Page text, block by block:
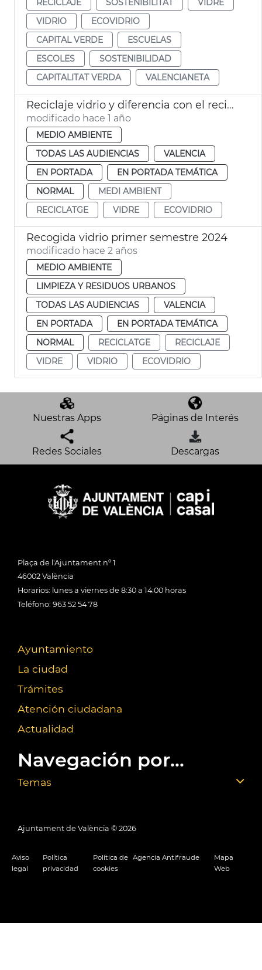
VIDRIO
ECOVIDRIO
CAPITAL VERDE
ESCUELAS
ESCOLES
SOSTENIBILIDAD
CAPITALITAT VERDA
VALENCIANETA
Reciclaje vidrio y diferencia con el reciclaje cristal
modificado hace 1 año
MEDIO AMBIENTE
TODAS LAS AUDIENCIAS
VALENCIA
EN PORTADA
EN PORTADA TEMÁTICA
NORMAL
MEDI AMBIENT
RECICLATGE
VIDRE ECOVIDRIO
Recogida vidrio primer semestre 2024
modificado hace 2 años
MEDIO AMBIENTE
LIMPIEZA Y RESIDUOS URBANOS
TODAS LAS AUDIENCIAS
VALENCIA
EN PORTADA
EN PORTADA TEMÁTICA
NORMAL
RECICLATGE
RECICLAJE
VIDRE
VIDRIO ECOVIDRIO
Nuestras Apps Páginas de Interés
Redes Sociales Descargas
Plaça de l'Ajuntament nº 1
46002 València
Horarios: lunes a viernes de 8:30 a 14:00 horas
Teléfono: 963 52 54 78
Ayuntamiento
La ciudad
Trámites
Atención ciudadana
Actualidad
Navegación por...
Temas
Ajuntament de València © 2026
Aviso
legal
Política
privacidad
Política de
cookies
Agencia Antifraude
Mapa
Web